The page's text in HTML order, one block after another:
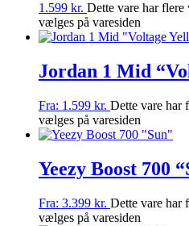
1.599 kr. Dette vare har
vælges på varesiden
Jordan 1 Mid
Fra: 1.599 kr. Dette vare har
vælges på varesiden
Yeezy Boost 700
Fra: 3.399 kr. Dette vare har
vælges på varesiden